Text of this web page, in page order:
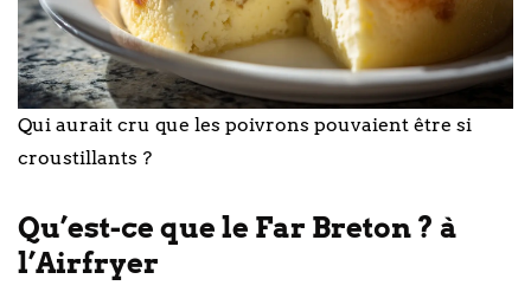
Qui aurait cru que les poivrons pouvaient être si
croustillants ?
Qu’est-ce que le Far Breton ? à
l’Airfryer